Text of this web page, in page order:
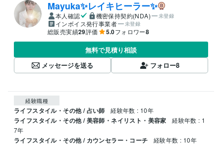
Mayuka✨レイキヒーラー✨
本人確認 機密保持契約(NDA) 未登録
インボイス発行事業者 未登録
総販売実績29評価 5.0フォロワー8
無料で見積り相談
メッセージを送る
フォロー8
経験職種
ライフスタイル・その他 / 占い師 経験年数 : 10年
ライフスタイル・その他 / 美容師・ネイリスト・美容家
経験年数 : 1
7年
ライフスタイル・その他 / カウンセラー・コーチ 経験年数 : 10年